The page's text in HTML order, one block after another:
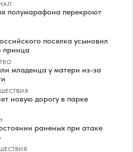
полумарафона перекроют
поселка усыновил
принца
младенца у матери из-за
новую дорогу в парке
раненых при атаке